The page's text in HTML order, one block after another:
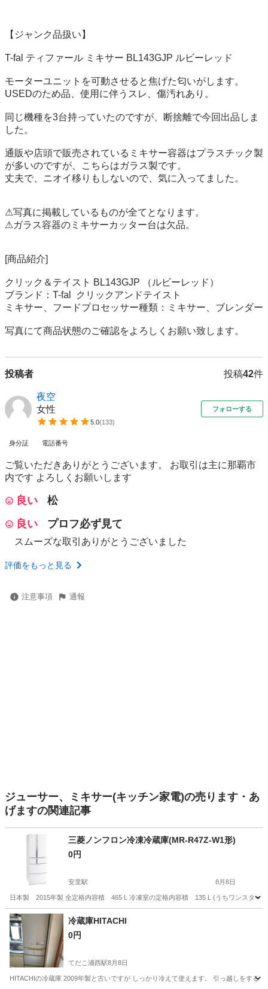
【ジャンク品扱い】
T-fal ティファール ミキサー BL143GJP ルビーレッド
モーターユニットを可動させると焦げた匂いがします。
USEDのため品、使用に伴うスレ、傷汚れあり。
同じ機種を3台持っていたのですが、断捨離で今回出品しま
した。
通販や店頭で販売されているミキサー容器はプラスチック製
が多いのですが、こちらはガラス製です。
丈夫で、ニオイ移りもしないので、気に入ってました。
⚠写真に掲載しているものが全てとなります。
⚠ガラス容器のミキサーカッター台は欠品。
[商品紹介]
クリック＆テイスト BL143GJP （ルビーレッド）
ブランド：T-fal  クリックアンドテイスト
ミキサー、フードプロセッサー種類：ミキサー、ブレンダー
写真にて商品状態のご確認をよろしくお願い致します。
投稿者 投稿42件
夜空
女性
5.0(133)
フォローする
身分証 電話番号
ご覧いただきありがとうございます。 お取引は主に那覇市
内です よろしくお願いします
良い
松
良い
プロフ必ず見て
スムーズな取引ありがとうございました
評価をもっと見る
注意事項 通報
ジューサー、ミキサー(キッチン家電)の売ります・あ
げますの関連記事
三菱ノンフロン冷凍冷蔵庫(MR-R47Z-W1形)
0円
安里駅 8月8日
日本製 2015年製 全定格内容積 465 L 冷凍室の定格内容積 135 L (うちワンスター
沖縄 那覇市 安里駅
冷蔵庫HITACHI
0円
てだこ浦西駅8月8日
HITACHIの冷蔵庫 2009年製と古いですが しっかり冷えて使えます。 引っ越しをする